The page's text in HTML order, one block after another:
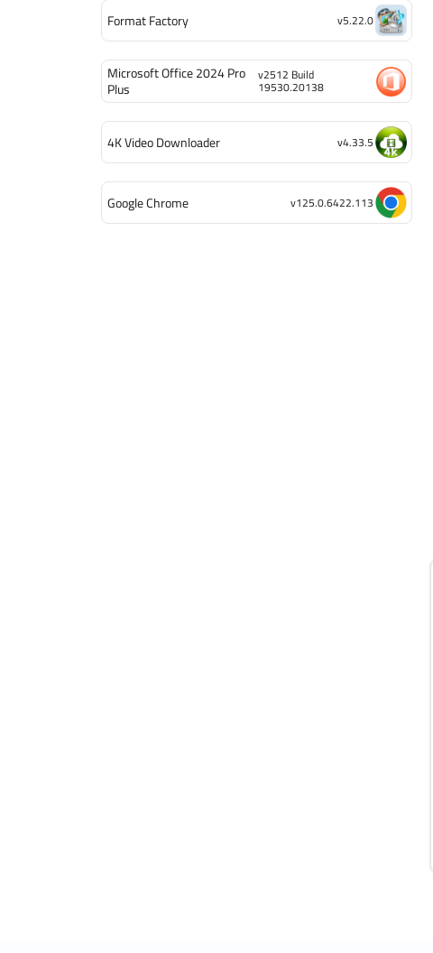
Format Factory v5.22.0
Microsoft Office 2024 Pro
Plus
v2512 Build
19530.20138
4K Video Downloader v4.33.5
Google Chrome v125.0.6422.113